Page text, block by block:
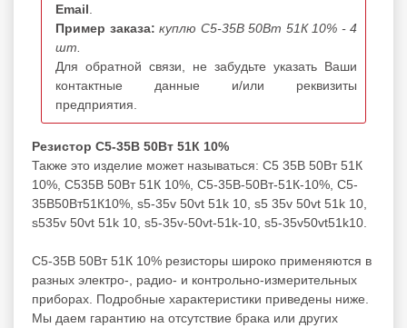
Email
Пример заказа: куплю С5-35В 50Вт 51К 10% - 4
шт.
Для обратной связи, не забудьте указать Ваши
контактные данные и/или реквизиты
предприятия.
Резистор С5-35В 50Вт 51К 10%
Также это изделие может называться: С5 35В 50Вт 51К
10%, С535В 50Вт 51К 10%, С5-35В-50Вт-51К-10%, С5-
35В50Вт51К10%, s5-35v 50vt 51k 10, s5 35v 50vt 51k 10,
s535v 50vt 51k 10, s5-35v-50vt-51k-10, s5-35v50vt51k10.
С5-35В 50Вт 51К 10% резисторы широко применяются в
разных электро-, радио- и контрольно-измерительных
приборах. Подробные характеристики приведены ниже.
Мы даем гарантию на отсутствие брака или других